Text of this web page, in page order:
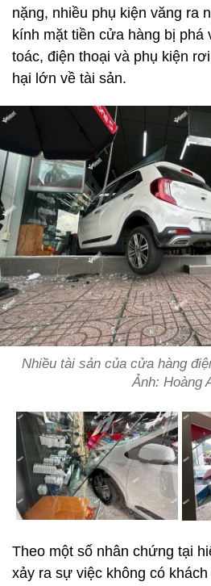
nặng, nhiều phụ kiện văng ra
kính mặt tiền cửa hàng bị
toác, điện thoại và phụ kiện
hại lớn về tài sản.
Nhiều tài sản của cửa hàng
Ảnh: Hoàng
Theo một số nhân chứng tại
xảy ra sự việc không có